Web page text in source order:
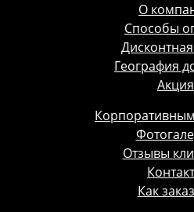
О
Способы
География
Акция
Отзывы
Как